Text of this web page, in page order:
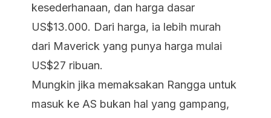
kesederhanaan, dan harga dasar
US$13.000. Dari harga, ia lebih murah
dari Maverick yang punya harga mulai
US$27 ribuan.
Mungkin jika memaksakan Rangga untuk
masuk ke AS bukan hal yang gampang,